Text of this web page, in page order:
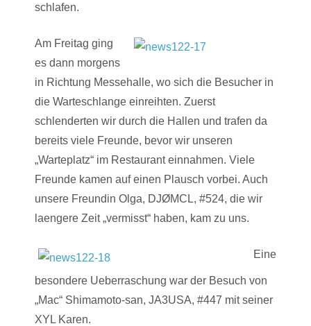
schlafen.
Am Freitag ging
es dann morgens
in Richtung Messehalle, wo sich die Besucher in
die Warteschlange einreihten. Zuerst
schlenderten wir durch die Hallen und trafen da
bereits viele Freunde, bevor wir unseren
„Warteplatz“ im Restaurant einnahmen. Viele
Freunde kamen auf einen Plausch vorbei. Auch
unsere Freundin Olga, DJØMCL, #524, die wir
laengere Zeit „vermisst“ haben, kam zu uns.
Eine
besondere Ueberraschung war der Besuch von
„Mac“ Shimamoto-san, JA3USA, #447 mit seiner
XYL Karen.